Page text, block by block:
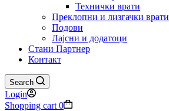
Технички врати
Преклопни и лизгачки врати
Подови
Лајсни и додатоци
Стани Партнер
Контакт
Search
Login
Shopping cart 0